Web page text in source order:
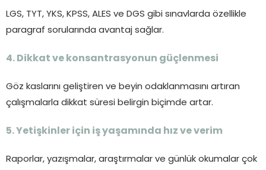
LGS, TYT, YKS, KPSS, ALES ve DGS gibi sınavlarda özellikle
paragraf sorularında avantaj sağlar.
4. Dikkat ve konsantrasyonun güçlenmesi
Göz kaslarını geliştiren ve beyin odaklanmasını artıran
çalışmalarla dikkat süresi belirgin biçimde artar.
5. Yetişkinler için iş yaşamında hız ve verim
Raporlar, yazışmalar, araştırmalar ve günlük okumalar çok